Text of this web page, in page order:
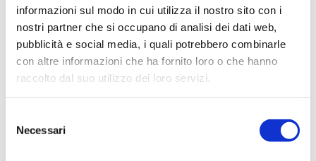
informazioni sul modo in cui utilizza il nostro sito con i
nostri partner che si occupano di analisi dei dati web,
pubblicità e social media, i quali potrebbero combinarle
con altre informazioni che ha fornito loro o che hanno
raccolto dal suo utilizzo dei loro servizi.
delNecessari